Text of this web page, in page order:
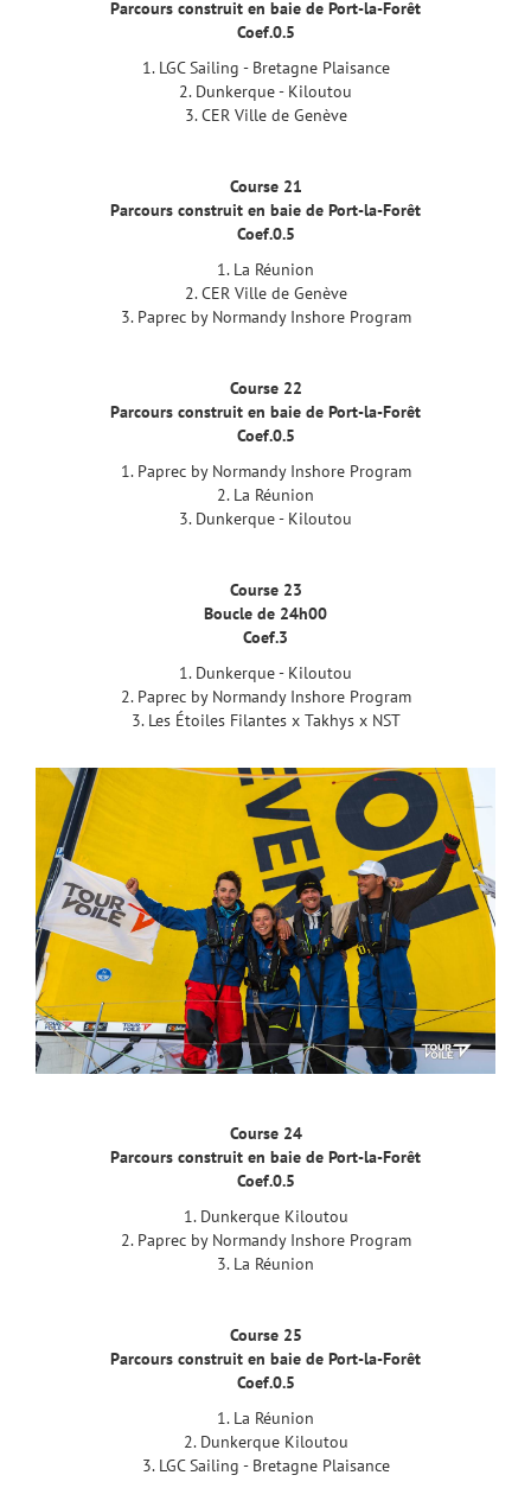
Parcours construit en baie de Port-la-Forêt
Coef.0.5
1. LGC Sailing - Bretagne Plaisance
2. Dunkerque - Kiloutou
3. CER Ville de Genève
Course 21
Parcours construit en baie de Port-la-Forêt
Coef.0.5
1. La Réunion
2. CER Ville de Genève
3. Paprec by Normandy Inshore Program
Course 22
Parcours construit en baie de Port-la-Forêt
Coef.0.5
1. Paprec by Normandy Inshore Program
2. La Réunion
3. Dunkerque - Kiloutou
Course 23
Boucle de 24h00
Coef.3
1. Dunkerque - Kiloutou
2. Paprec by Normandy Inshore Program
3. Les Étoiles Filantes x Takhys x NST
Course 24
Parcours construit en baie de Port-la-Forêt
Coef.0.5
1. Dunkerque Kiloutou
2. Paprec by Normandy Inshore Program
3. La Réunion
Course 25
Parcours construit en baie de Port-la-Forêt
Coef.0.5
1. La Réunion
2. Dunkerque Kiloutou
3. LGC Sailing - Bretagne Plaisance